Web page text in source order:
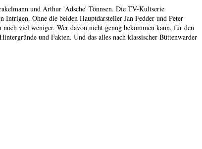
und Arthur 'Adsche' Tönnsen. Die TV-Kultserie
Ohne die beiden Hauptdarsteller Jan Fedder und Peter
viel weniger. Wer davon nicht genug bekommen kann, für den
und Fakten. Und das alles nach klassischer Büttenwarder